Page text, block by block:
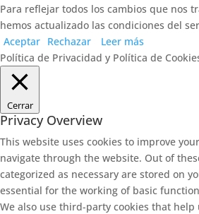
Para reflejar todos los cambios que nos
hemos actualizado las condiciones del
Aceptar Rechazar
Leer más
Política de Privacidad y Política de
Cerrar
Privacy Overview
This website uses cookies to improve
navigate through the website. Out of
categorized as necessary are stored on
essential for the working of basic
We also use third-party cookies that help